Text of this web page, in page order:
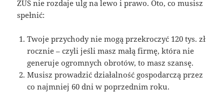
ZUS nie rozdaje ulg na lewo i prawo. Oto, co musisz
spełnić:
Twoje przychody nie mogą przekroczyć 120 tys. zł
rocznie – czyli jeśli masz małą firmę, która nie
generuje ogromnych obrotów, to masz szansę.
Musisz prowadzić działalność gospodarczą przez
co najmniej 60 dni w poprzednim roku.